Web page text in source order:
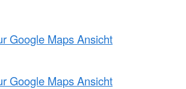
Google Maps Ansicht
Google Maps Ansicht